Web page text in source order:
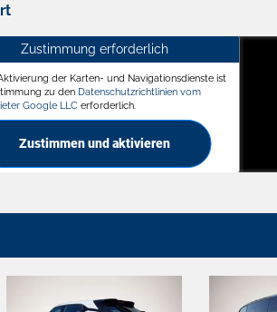
Zustimmung erforderlich
der Karten- und Navigationsdienste ist
zu den Datenschutzrichtlinien vom
Google LLC erforderlich.
Zustimmen und aktivieren